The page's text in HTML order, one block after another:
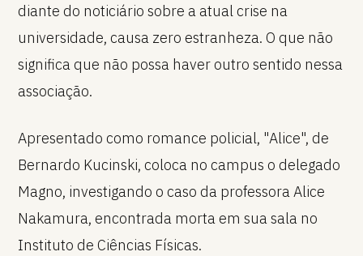
diante do noticiário sobre a atual crise na
universidade, causa zero estranheza. O que não
significa que não possa haver outro sentido nessa
associação.
Apresentado como romance policial, "Alice", de
Bernardo Kucinski, coloca no campus o delegado
Magno, investigando o caso da professora Alice
Nakamura, encontrada morta em sua sala no
Instituto de Ciências Físicas.